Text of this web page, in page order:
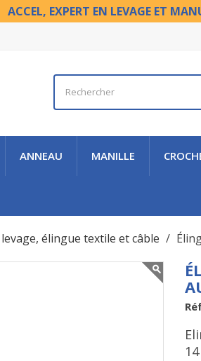
ACCEL, EXPERT EN LEVAGE ET
ANNEAU MANILLE
élingue textile et câble